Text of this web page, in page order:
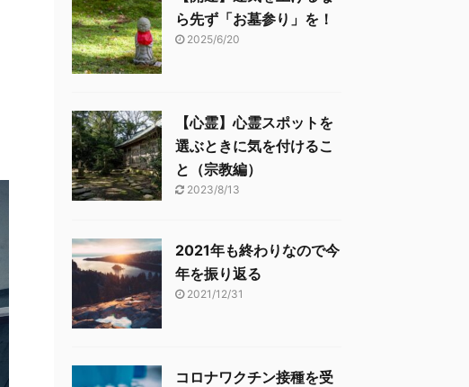
ら先ず「お墓参り」を！
2025/6/20
【心霊】心霊スポットを
選ぶときに気を付けるこ
と（宗教編）
2023/8/13
2021年も終わりなので今
年を振り返る
2021/12/31
コロナワクチン接種を受